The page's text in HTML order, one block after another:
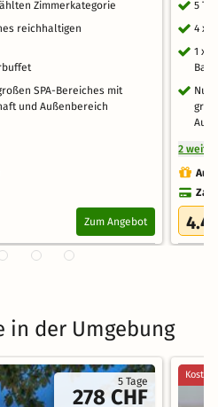
Zimmerkategorie
reichhaltigen
SPA-Bereiches mit
und Außenbereich
Zum Angebot
5
4 x
1 x
Bar
2
4.4
in der Umgebung
5 Tage
278 CHF